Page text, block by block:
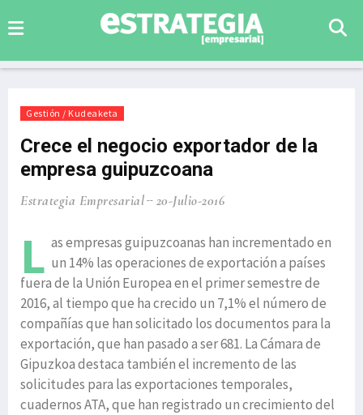
Gestión / Kudeaketa
Crece el negocio exportador de la
empresa guipuzcoana
Estrategia Empresarial 20-Julio-2016
L as empresas guipuzcoanas han incrementado en
un 14% las operaciones de exportación a países
fuera de la Unión Europea en el primer semestre de
2016, al tiempo que ha crecido un 7,1% el número de
compañías que han solicitado los documentos para la
exportación, que han pasado a ser 681. La Cámara de
Gipuzkoa destaca también el incremento de las
solicitudes para las exportaciones temporales,
cuadernos ATA, que han registrado un crecimiento del